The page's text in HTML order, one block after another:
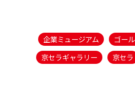
企業ミュージアム
ゴー
京セラギャラリー
京セラ